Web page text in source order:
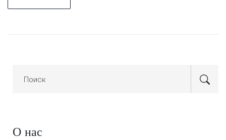
О нас